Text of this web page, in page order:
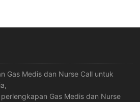
Gas Medis dan Nurse Call untuk
Gas Medis dan Nurse